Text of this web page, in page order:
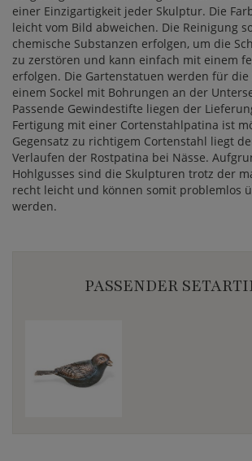
einer Einzigartigkeit jeder Skulptur. Die
leicht vom Bild abweichen. Die Reinigung
chemische Substanzen erfolgen, um die
zu zerstören und kann einfach mit einem
erfolgen. Die Gartenstatuen werden für die
einem Sockel mit Bohrungen an der
Passende Gewindestifte liegen der
Fertigung mit einer Cortenstahlpatina ist
Gegensatz zu richtigem Cortenstahl liegt
Verlaufen der Rostpatina bei Nässe.
Hohlgusses sind die Skulpturen trotz der
recht leicht und können somit problemlos
werden.
PASSENDER